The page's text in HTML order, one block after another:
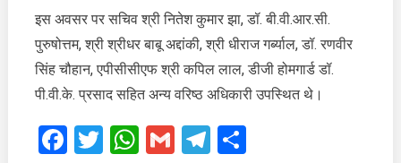
इस अवसर पर सचिव श्री नितेश कुमार झा, डॉ. बी.वी.आर.सी.
पुरुषोत्तम, श्री श्रीधर बाबू अद्दांकी, श्री धीराज गर्ब्याल, डॉ. रणवीर
सिंह चौहान, एपीसीसीएफ श्री कपिल लाल, डीजी होमगार्ड डॉ.
पी.वी.के. प्रसाद सहित अन्य वरिष्ठ अधिकारी उपस्थित थे।
Facebook
Twitter
WhatsApp
GmailTelegram
Share